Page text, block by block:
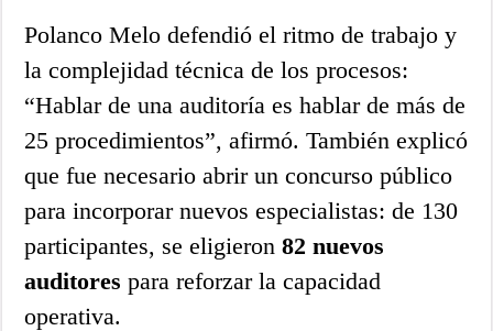
Polanco Melo defendió el ritmo de trabajo y
la complejidad técnica de los procesos:
“Hablar de una auditoría es hablar de más de
25 procedimientos”, afirmó. También explicó
que fue necesario abrir un concurso público
para incorporar nuevos especialistas: de 130
participantes, se eligieron82 nuevos
auditores para reforzar la capacidad
operativa.